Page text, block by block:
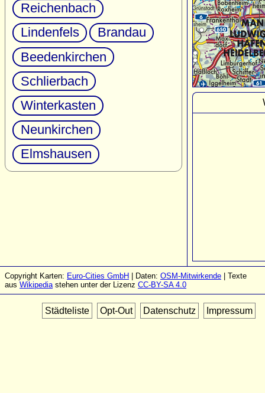
Reichenbach
Lindenfels
Brandau
Beedenkirchen
Schlierbach
Winterkasten
Neunkirchen
Elmshausen
Copyright Karten: Euro-Cities GmbH | Daten: OSM-Mitwirkende | Texte
aus Wikipediastehen unter der Lizenz CC-BY-SA 4.0
Städteliste Opt-Out Datenschutz Impressum